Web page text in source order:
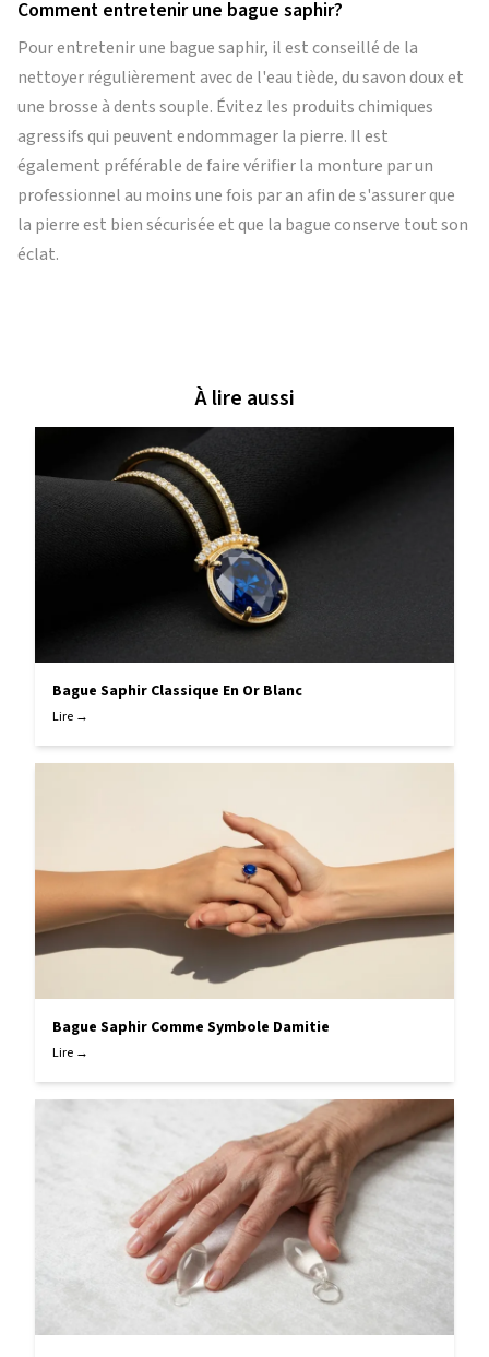
Comment entretenir une bague saphir?
Pour entretenir une bague saphir, il est conseillé de la
nettoyer régulièrement avec de l'eau tiède, du savon doux et
une brosse à dents souple. Évitez les produits chimiques
agressifs qui peuvent endommager la pierre. Il est
également préférable de faire vérifier la monture par un
professionnel au moins une fois par an afin de s'assurer que
la pierre est bien sécurisée et que la bague conserve tout son
éclat.
À lire aussi
Bague Saphir Classique En Or Blanc
Lire →
Bague Saphir Comme Symbole Damitie
Lire →